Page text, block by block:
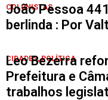
COLUNISTAS
João Pessoa
berlinda : Por
CIDADES,POLÍTICA
Leo Bezerra
Prefeitura e
trabalhos